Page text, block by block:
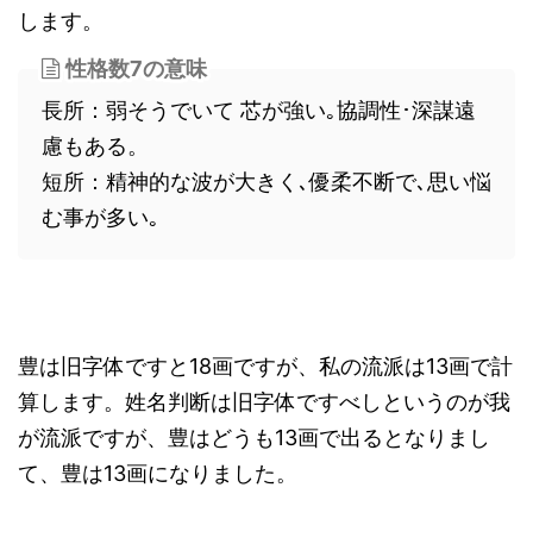
します。
性格数7の意味
長所：弱そうでいて 芯が強い｡協調性･深謀遠
慮もある。
短所：精神的な波が大きく､優柔不断で､思い悩
む事が多い｡
豊は旧字体ですと18画ですが、私の流派は13画で計
算します。姓名判断は旧字体ですべしというのが我
が流派ですが、豊はどうも13画で出るとなりまし
て、豊は13画になりました。